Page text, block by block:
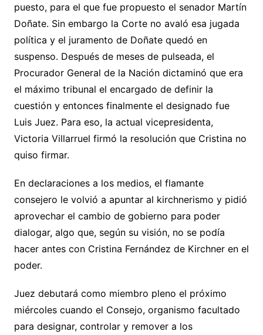
puesto, para el que fue propuesto el senador Martín
Doñate. Sin embargo la Corte no avaló esa jugada
política y el juramento de Doñate quedó en
suspenso. Después de meses de pulseada, el
Procurador General de la Nación dictaminó que era
el máximo tribunal el encargado de definir la
cuestión y entonces finalmente el designado fue
Luis Juez. Para eso, la actual vicepresidenta,
Victoria Villarruel firmó la resolución que Cristina no
quiso firmar.
En declaraciones a los medios, el flamante
consejero le volvió a apuntar al kirchnerismo y pidió
aprovechar el cambio de gobierno para poder
dialogar, algo que, según su visión, no se podía
hacer antes con Cristina Fernández de Kirchner en el
poder.
Juez debutará como miembro pleno el próximo
miércoles cuando el Consejo, organismo facultado
para designar, controlar y remover a los